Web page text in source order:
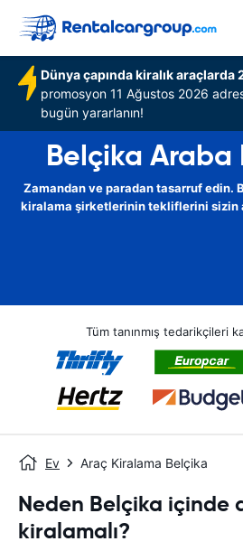
Dünya çapında kiralık araçlarda
promosyon 11 Ağustos 2026
bugün yararlanın!
Belçika Araba
Zamandan ve paradan tasarruf edin.
kiralama şirketlerinin tekliflerini sizin
Tüm tanınmış tedarikçileri
Ev Araç Kiralama Belçika
Neden Belçika içinde
kiralamalı?